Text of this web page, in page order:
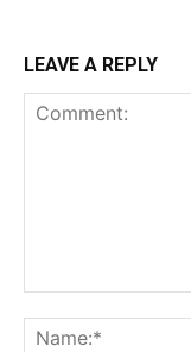
LEAVE A REPLY